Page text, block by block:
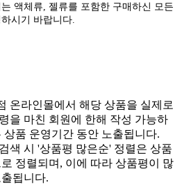
액체류, 젤류를 포함한 구매하신 모든
시기 바랍니다.
온라인몰에서 해당 상품을 실제로
을 마친 회원에 한해 작성 가능하
상품 운영기간 동안 노출됩니다.
색 시 '상품평 많은순' 정렬은 상품
정렬되며, 이에 따라 상품평이 많
됩니다.